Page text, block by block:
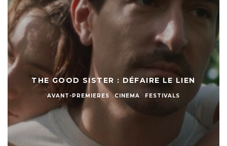
THE GOOD SISTER : DÉFAIRE LE LIEN
AVANT-PREMIERES CINEMA FESTIVALS